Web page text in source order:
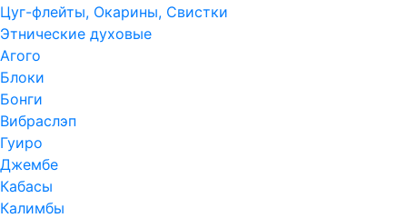
Цуг-флейты, Окарины, Свистки
Этнические духовые
Агого
Блоки
Бонги
Вибраслэп
Гуиро
Джембе
Кабасы
Калимбы